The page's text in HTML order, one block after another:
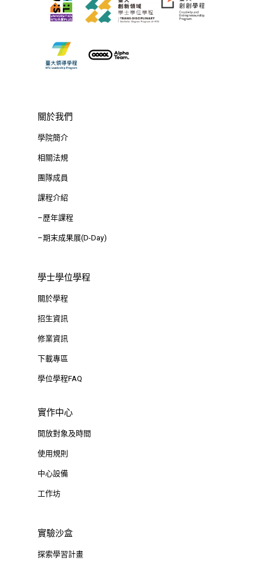
關於我們
學院簡介
相關法規
團隊成員
課程介紹
–歷年課程
–期末成果展(D-Day)
學士學位學程
關於學程
招生資訊
修業資訊
下載專區
學位學程FAQ
實作中心
開放對象及時間
使用規則
中心設備
工作坊
實驗沙盒
探索學習計畫